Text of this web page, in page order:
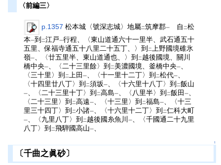
〈前編三〉
p.1357 松本城〈號深志城〉地屬二筑摩郡一 自 二松
本一到二江戸一行程、〈東山道通六十一里半、武石通五十
五里、保福寺通五十八里二十五丁、〉到二上野國境碓氷
嶺一、〈廿五里半、東山道通也、〉到二越後國境、關川
橋中央一、〈二十三里餘〉到二美濃國境、釜橋中央一、
〈三十里〉到二上田一、〈十一里十二丁〉到二松代一、
〈十四里廿八丁〉到二須坂一、〈十六里十八丁〉到二飯山
一、〈二十三里十丁〉到二高島一、〈八里半〉到二飯田一、
〈二十三里〉到二高遠一、〈十三里〉到二福島一、〈十三
里三十四丁〉到二小諸一、〈十六里十二丁〉到二仁科大町
一、〈九里八丁〉到二越後國糸魚川一、〈千國通二十九里
八丁〉到二飛騨國高山一、
↑
〔千曲之眞砂〕